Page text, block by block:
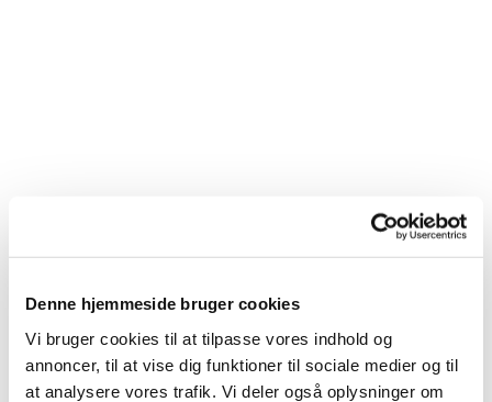
Denne hjemmeside bruger cookies
Vi bruger cookies til at tilpasse vores indhold og
annoncer, til at vise dig funktioner til sociale medier og til
at analysere vores trafik. Vi deler også oplysninger om